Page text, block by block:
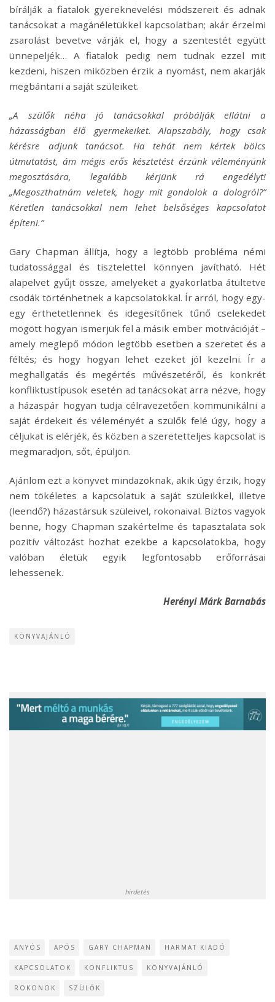
bírálják a fiatalok gyereknevelési módszereit és adnak
tanácsokat a magánéletükkel kapcsolatban; akár érzelmi
zsarolást bevetve várják el, hogy a szentestét együtt
ünnepeljék… A fiatalok pedig nem tudnak ezzel mit
kezdeni, hiszen miközben érzik a nyomást, nem akarják
megbántani a saját szüleiket.
„A szülők néha jó tanácsokkal próbálják ellátni a
házasságban élő gyermekeiket. Alapszabály, hogy csak
kérésre adjunk tanácsot. Ha tehát nem kértek bölcs
útmutatást, ám mégis erős késztetést érzünk véleményünk
megosztására, legalább kérjünk rá engedélyt!
„Megoszthatnám veletek, hogy mit gondolok a dologról?”
Kéretlen tanácsokkal nem lehet belsőséges kapcsolatot
építeni.”
Gary Chapman állítja, hogy a legtöbb probléma némi
tudatossággal és tisztelettel könnyen javítható. Hét
alapelvet gyűjt össze, amelyeket a gyakorlatba átültetve
csodák történhetnek a kapcsolatokkal. Ír arról, hogy egy-
egy érthetetlennek és idegesítőnek tűnő cselekedet
mögött hogyan ismerjük fel a másik ember motivációját –
amely meglepő módon legtöbb esetben a szeretet és a
féltés; és hogy hogyan lehet ezeket jól kezelni. Ír a
meghallgatás és megértés művészetéről, és konkrét
konfliktustípusok esetén ad tanácsokat arra nézve, hogy
a házaspár hogyan tudja célravezetően kommunikálni a
saját érdekeit és véleményét a szülők felé úgy, hogy a
céljukat is elérjék, és közben a szeretetteljes kapcsolat is
megmaradjon, sőt, épüljön.
Ajánlom ezt a könyvet mindazoknak, akik úgy érzik, hogy
nem tökéletes a kapcsolatuk a saját szüleikkel, illetve
(leendő?) házastársuk szüleivel, rokonaival. Biztos vagyok
benne, hogy Chapman szakértelme és tapasztalata sok
pozitív változást hozhat ezekbe a kapcsolatokba, hogy
valóban életük egyik legfontosabb erőforrásai
lehessenek.
Herényi Márk Barnabás
KÖNYVAJÁNLÓ
hirdetés
ANYÓS APÓS GARY CHAPMAN HARMAT KIADÓ
KAPCSOLATOK KONFLIKTUS KÖNYVAJÁNLÓ
ROKONOK SZÜLŐK